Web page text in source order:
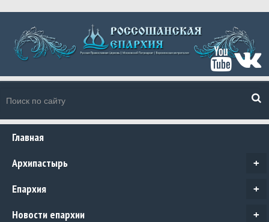
Главная
+
Архипастырь
+
Епархия
+
Новости епархии